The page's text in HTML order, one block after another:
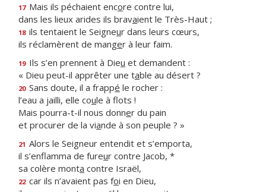
17 Mais ils péchaient encore contre lui,
dans les lieux arides ils bravaient le Très-Haut ;
18 ils tentaient le Seigneur dans leurs cœurs,
ils réclamèrent de manger à leur faim.
19 Ils s’en prennent à Dieu et demandent :
« Dieu peut-il apprêter une table au désert ?
20 Sans doute, il a frappé le rocher :
l’eau a jailli, elle coule à flots !
Mais pourra-t-il nous donner du pain
et procurer de la viande à son peuple ? »
21 Alors le Seigneur entendit et s’emporta,
il s’enflamma de fureur contre Jacob, *
sa colère monta contre Israël,
22 car ils n’avaient pas foi en Dieu,